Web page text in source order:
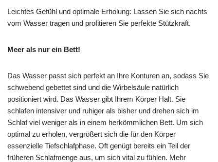
Leichtes Gefühl und optimale Erholung: Lassen Sie sich nachts
vom Wasser tragen und profitieren Sie perfekte Stützkraft.
Meer als nur ein Bett!
Das Wasser passt sich perfekt an Ihre Konturen an, sodass Sie
schwebend gebettet sind und die Wirbelsäule natürlich
positioniert wird. Das Wasser gibt Ihrem Körper Halt. Sie
schlafen intensiver und ruhiger als bisher und drehen sich im
Schlaf viel weniger als in einem herkömmlichen Bett. Um sich
optimal zu erholen, vergrößert sich die für den Körper
essenzielle Tiefschlafphase. Oft genügt bereits ein Teil der
früheren Schlafmenge aus, um sich vital zu fühlen. Mehr